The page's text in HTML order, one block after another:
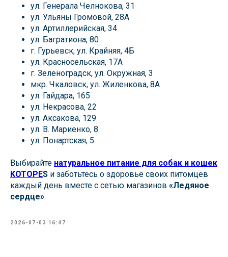
ул. Генерала Челнокова, 31
ул. Ульяны Громовой, 28А
ул. Артиллерийская, 34
ул. Багратиона, 80
г. Гурьевск, ул. Крайняя, 4Б
ул. Красносельская, 17А
г. Зеленоградск, ул. Окружная, 3
мкр. Чкаловск, ул. Жиленкова, 8А
ул. Гайдара, 165
ул. Некрасова, 22
ул. Аксакова, 129
ул. В. Мариенко, 8
ул. Понартская, 5
Выбирайте натуральное питание для собак и кошек
KOTOPES и заботьтесь о здоровье своих питомцев
каждый день вместе с сетью магазинов «Ледяное
сердце».
2026-07-03 16:47